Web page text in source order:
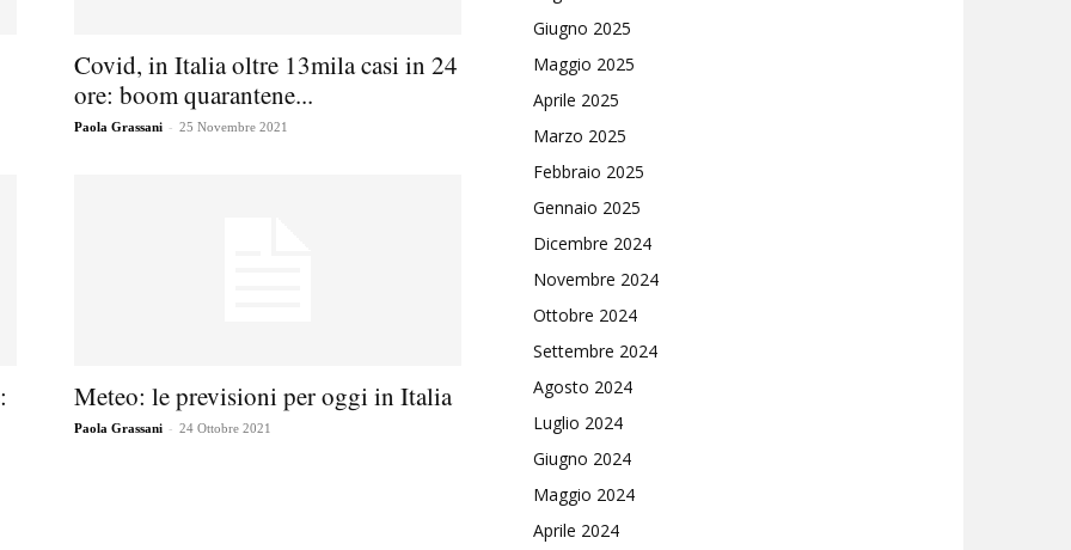
Covid, in Italia oltre 13mila casi in 24
ore: boom quarantene...
Paola Grassani - 25 Novembre 2021
Meteo: le previsioni per oggi in Italia
Paola Grassani - 24 Ottobre 2021
Giugno 2025
Maggio 2025
Aprile 2025
Marzo 2025
Febbraio 2025
Gennaio 2025
Dicembre 2024
Novembre 2024
Ottobre 2024
Settembre 2024
Agosto 2024
Luglio 2024
Giugno 2024
Maggio 2024
Aprile 2024